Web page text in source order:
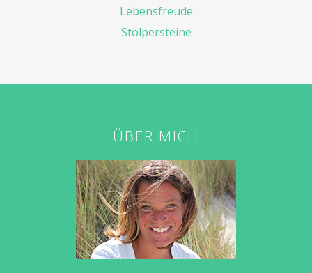
Lebensfreude
Stolpersteine
ÜBER MICH